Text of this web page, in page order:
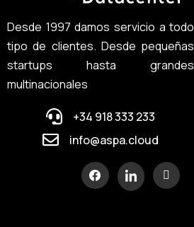
Desde 1997 damos servicio a todo
tipo de clientes. Desde pequeñas
startups hasta grandes
multinacionales
+34 918 333 233
info@aspa.cloud